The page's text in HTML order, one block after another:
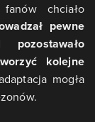
chciało
pewne
kolejne
mogła